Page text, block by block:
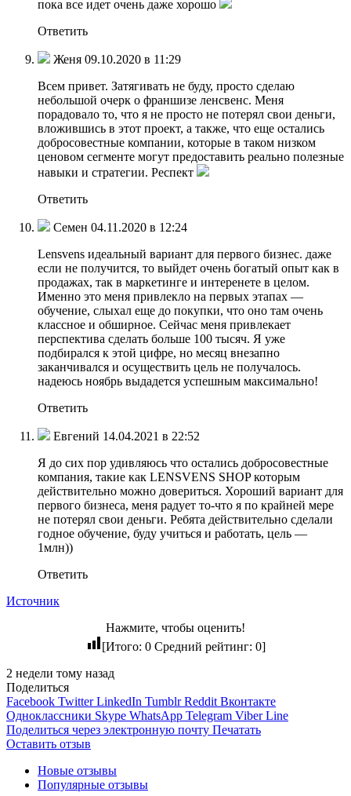
пока все идет очень даже хорошо
Ответить
Женя 09.10.2020 в 11:29
Всем привет. Затягивать не буду, просто сделаю
небольшой очерк о франшизе ленсвенс. Меня
порадовало то, что я не просто не потерял свои деньги,
вложившись в этот проект, а также, что еще остались
добросовестные компании, которые в таком низком
ценовом сегменте могут предоставить реально полезные
навыки и стратегии. Респект
Ответить
Семен 04.11.2020 в 12:24
Lensvens идеальный вариант для первого бизнес. даже
если не получится, то выйдет очень богатый опыт как в
продажах, так в маркетинге и интеренете в целом.
Именно это меня привлекло на первых этапах —
обучение, слыхал еще до покупки, что оно там очень
классное и обширное. Сейчас меня привлекает
перспектива сделать больше 100 тысяч. Я уже
подбирался к этой цифре, но месяц внезапно
заканчивался и осуществить цель не получалось.
надеюсь ноябрь выдадется успешным максимально!
Ответить
Евгений 14.04.2021 в 22:52
Я до сих пор удивляюсь что остались добросовестные
компания, такие как LENSVENS SHOP которым
действительно можно довериться. Хороший вариант для
первого бизнеса, меня радует то-что я по крайней мере
не потерял свои деньги. Ребята действительно сделали
годное обучение, буду учиться и работать, цель —
1млн))
Ответить
Источник
Нажмите, чтобы оценить!
[Итого: 0Средний рейтинг: 0]
2 недели тому назад
Поделиться
Facebook Twitter LinkedIn Tumblr Reddit Вконтакте
Одноклассники Skype WhatsApp Telegram Viber Line
Поделиться через электронную почту Печатать
Оставить отзыв
Новые отзывы
Популярные отзывы